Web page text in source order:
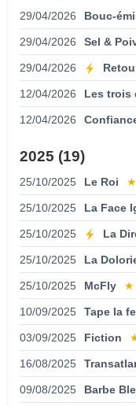
29/04/2026 Bouc-
29/04/2026 Sel &
29/04/2026
12/04/2026 Les trois
12/04/2026
2025 (19)
25/10/2025 Le Roi ★
25/10/2025 La Face
25/10/2025 La
25/10/2025 La
25/10/2025 McFly ★
10/09/2025 Tape la
03/09/2025 Fiction
16/08/2025
09/08/2025 Barbe